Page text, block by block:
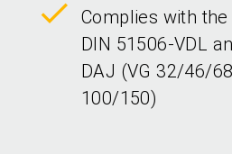
Complies with
DIN 51506-VDL
DAJ (VG 32/46/
100/150)